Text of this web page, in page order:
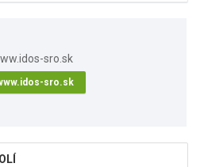
sro.sk